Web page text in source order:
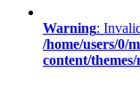
Warning:
/home/users/0/
content/